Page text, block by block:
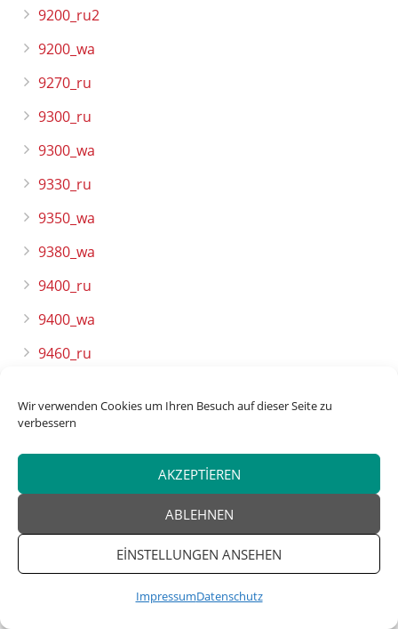
Wir verwenden Cookies um Ihren Besuch auf dieser Seite zu
verbessern
AKZEPTIEREN
ABLEHNEN
EINSTELLUNGEN ANSEHEN
ImpressumDatenschutz
9200_ru2
9200_wa
9270_ru
9300_ru
9300_wa
9330_ru
9350_wa
9380_wa
9400_ru
9400_wa
9460_ru
9500_3ru
9500_wa